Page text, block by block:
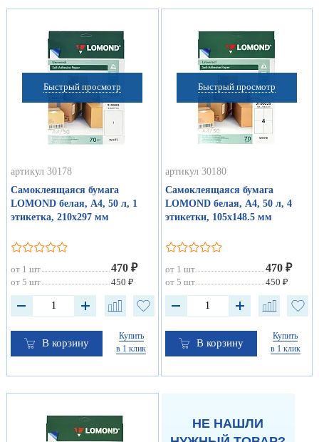
Быстрый просмотр
артикул 30178
Самоклеящаяся бумага
LOMOND белая, А4, 50 л, 1
этикетка, 210x297 мм
от 1 шт 470 ₽
от 5 шт 450 ₽
В корзину
Купить
в 1 клик
Быстрый просмотр
артикул 30180
Самоклеящаяся бумага
LOMOND белая, А4, 50 л, 4
этикетки, 105х148.5 мм
от 1 шт 470 ₽
от 5 шт 450 ₽
В корзину
Купить
в 1 клик
НЕ НАШЛИ